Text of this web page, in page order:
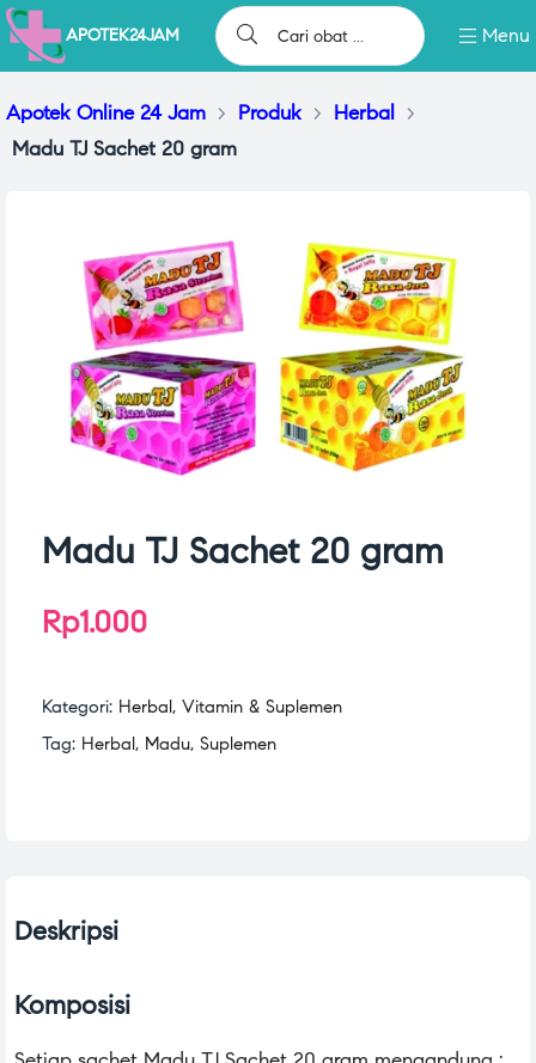
APOTEK24JAM Menu
Apotek Online 24 Jam > Produk > Herbal
>
Madu TJ Sachet 20 gram
Madu TJ Sachet 20 gram
Rp1.000
Kategori: Herbal, Vitamin & Suplemen
Tag: Herbal, Madu, Suplemen
Deskripsi
Komposisi